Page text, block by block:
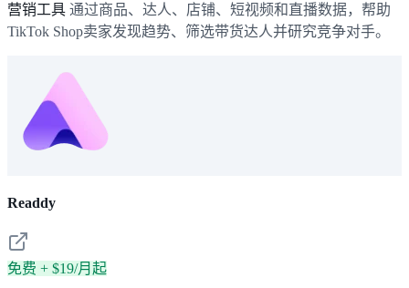
营销工具 通过商品、达人、店铺、短视频和直播数据，帮助
TikTok Shop卖家发现趋势、筛选带货达人并研究竞争对手。
Readdy
免费 + $19/月起